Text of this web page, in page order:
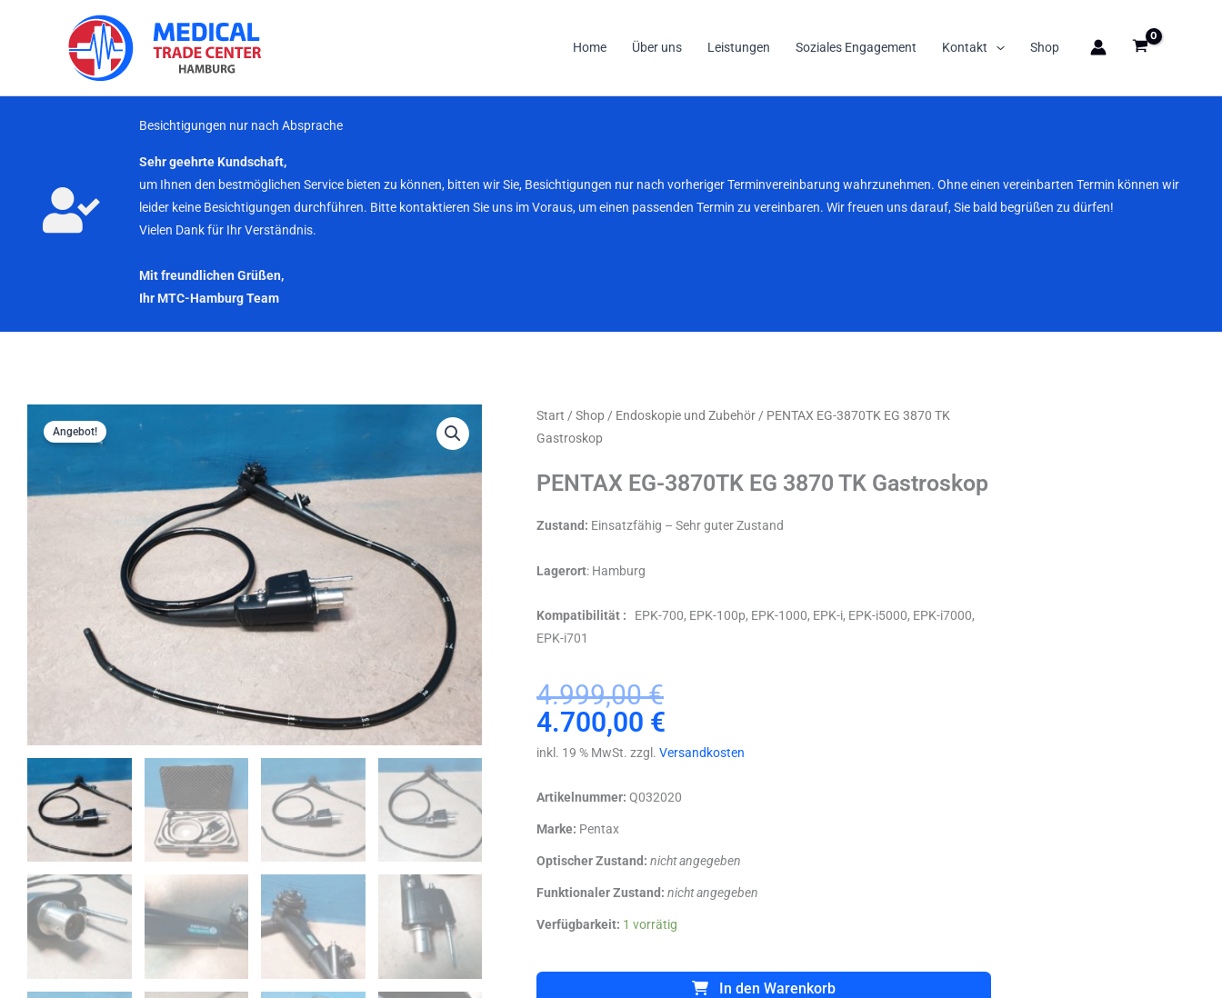
Home Über uns Leistungen Soziales Engagement Kontakt Shop
Besichtigungen nur nach Absprache
Sehr geehrte Kundschaft,
um Ihnen den bestmöglichen Service bieten zu können, bitten wir Sie, Besichtigungen nur nach vorheriger Terminvereinbarung wahrzunehmen. Ohne einen vereinbarten Termin können wir
leider keine Besichtigungen durchführen. Bitte kontaktieren Sie uns im Voraus, um einen passenden Termin zu vereinbaren. Wir freuen uns darauf, Sie bald begrüßen zu dürfen!
Vielen Dank für Ihr Verständnis.
Mit freundlichen Grüßen,
Ihr MTC-Hamburg Team
Angebot!
Start / Shop / Endoskopie und Zubehör / PENTAX EG-3870TK EG 3870 TK
Gastroskop
PENTAX EG-3870TK EG 3870 TK Gastroskop
Zustand: Einsatzfähig – Sehr guter Zustand
Lagerort: Hamburg
Kompatibilität :
EPK-700, EPK-100p, EPK-1000, EPK-i, EPK-i5000, EPK-i7000,
EPK-i701
4.999,00€
Ursprünglicher
Preis
war:
4.700,00 €
Aktueller
Preis
ist:
inkl. 19 % MwSt. zzgl. Versandkosten
Artikelnummer: Q032020
Marke: Pentax
Optischer Zustand: nicht angegeben
Funktionaler Zustand: nicht angegeben
Verfügbarkeit: 1 vorrätig
PENTAX
EG
In den Warenkorb